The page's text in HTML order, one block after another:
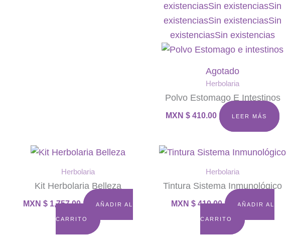
existenciasSin existenciasSin
existenciasSin existenciasSin
existenciasSin existencias
Agotado
Herbolaria
Polvo Estomago E Intestinos
MXN $ 410.00 LEER MÁS
Herbolaria
Kit Herbolaria Belleza
MXN $1,757.00 AÑADIR AL
CARRITO
Herbolaria
Tintura Sistema Inmunológico
MXN $410.00 AÑADIR AL
CARRITO